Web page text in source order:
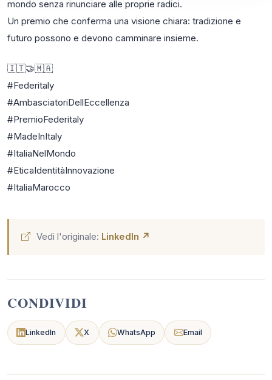
mondo senza rinunciare alle proprie radici.
Un premio che conferma una visione chiara: tradizione e
futuro possono e devono camminare insieme.
🇮🇹🤝🇲🇦
#Federitaly
#AmbasciatoriDellEccellenza
#PremioFederitaly
#MadeInItaly
#ItaliaNelMondo
#EticaIdentitàInnovazione
#ItaliaMarocco
Vedi l'originale: LinkedIn ↗
CONDIVIDI
LinkedIn X WhatsApp Email